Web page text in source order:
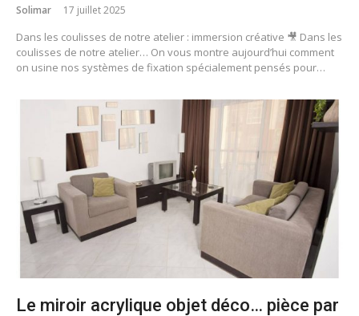
Solimar 17 juillet 2025
Dans les coulisses de notre atelier : immersion créative 🎥 Dans les
coulisses de notre atelier… On vous montre aujourd’hui comment
on usine nos systèmes de fixation spécialement pensés pour…
Le miroir acrylique objet déco… pièce par